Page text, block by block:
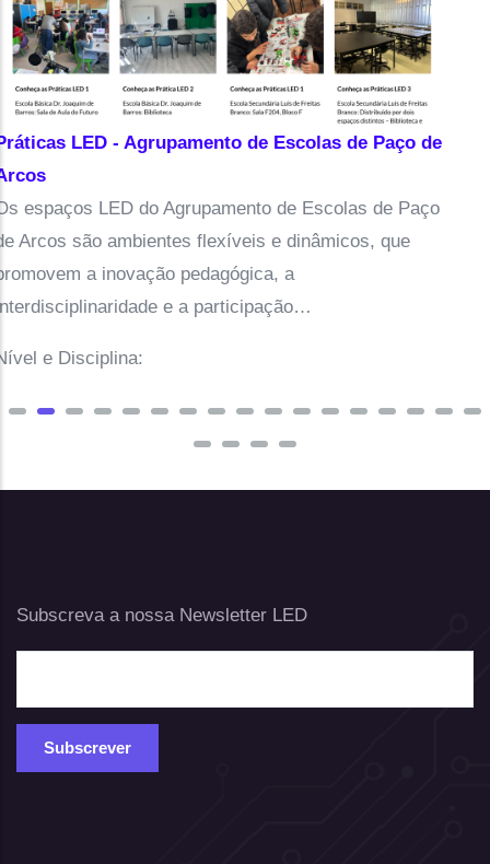
LED - Agrupamento de Escolas de Paço de
LED do Agrupamento de Escolas de Paço
são ambientes flexíveis e dinâmicos, que
a inovação pedagógica, a
e a participação…
e Disciplina:
Subscreva a nossa Newsletter LED